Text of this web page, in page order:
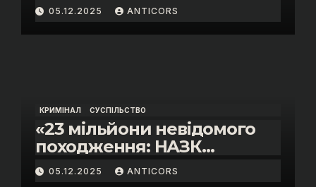
05.12.2025 ANTICORS
КРИМІНАЛ СУСПІЛЬСТВО
«23 мільйони невідомого
походження: НАЗК
викрило розкішне життя
інспектора митниці “Тиса”
05.12.2025 ANTICORS